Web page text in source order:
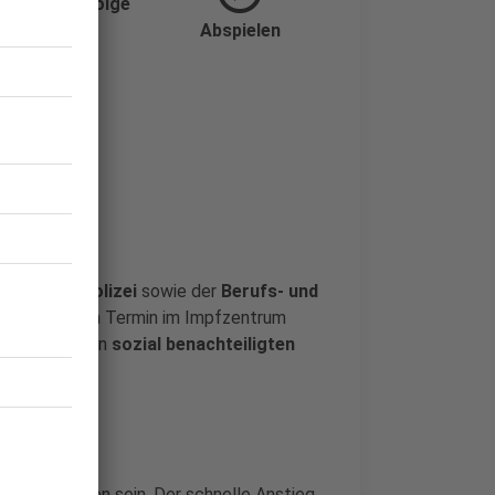
Abspielen
Polizei sowie der Berufs- und
einen Termin im Impfzentrum
Impfungen in sozial benachteiligten